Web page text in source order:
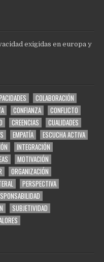
exigidas en europa y
COLABORACIÓN
CONFIANZA
CONFLICTO
CREENCIAS
CUALIDADES
EMPATÍA
ESCUCHA ACTIVA
INTEGRACIÓN
MOTIVACIÓN
ORGANIZACIÓN
PERSPECTIVA
SUBJETIVIDAD